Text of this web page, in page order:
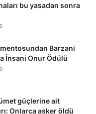
bu yasadan sonra
0
Barzani
İnsani Onur Ödülü
0
güçlerine ait
Onlarca asker öldü